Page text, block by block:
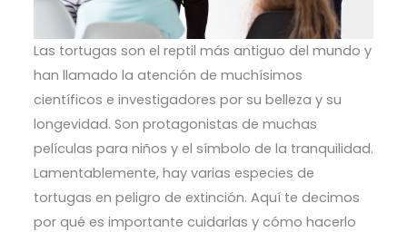
Las tortugas son el reptil más antiguo del mundo y
han llamado la atención de muchísimos
científicos e investigadores por su belleza y su
longevidad. Son protagonistas de muchas
películas para niños y el símbolo de la tranquilidad.
Lamentablemente, hay varias especies de
tortugas en peligro de extinción. Aquí te decimos
por qué es importante cuidarlas y cómo hacerlo